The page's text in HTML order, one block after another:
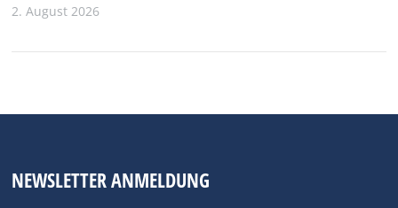
2. August 2026
NEWSLETTER ANMELDUNG